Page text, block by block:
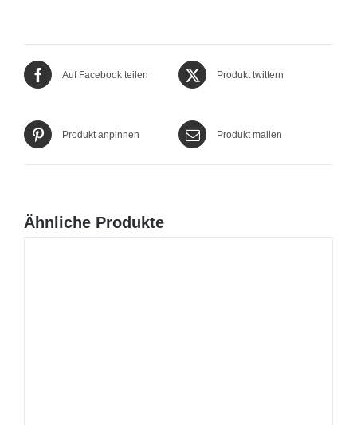
Auf Facebook teilen Produkt twittern
Produkt anpinnen Produkt mailen
Ähnliche Produkte